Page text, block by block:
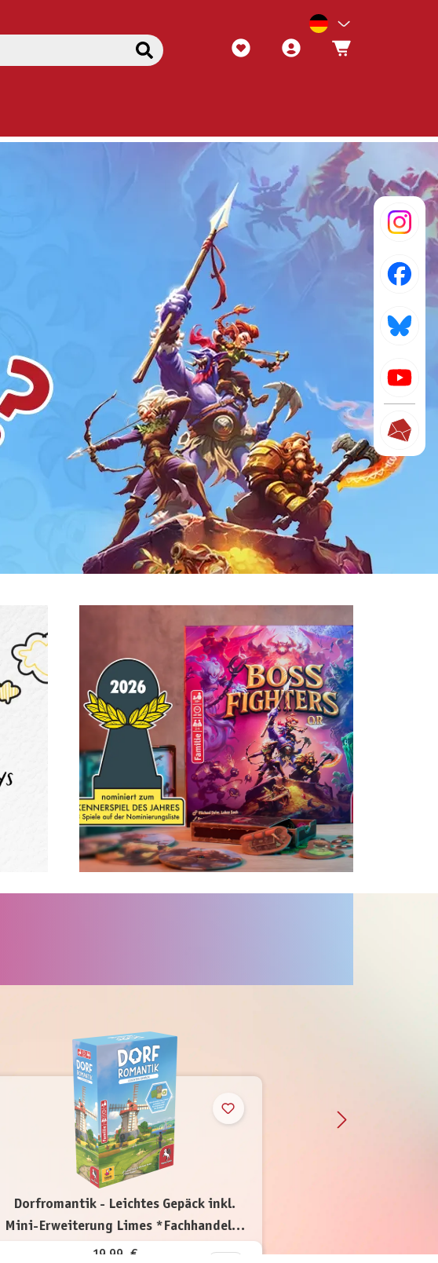
Boss Fighters QR ist nominiert!
Die Freude ist riesig, denn Boss Fighters QR
ist zum Kennerspiel des Jahres 2026
nominiert! Kennt ihr das Hybridspiel schon,
bei dem ihr euch gemeinsam 10
einzigartigen Bossen stellen müsst?
Jetzt entdecken ➡
Dorfromantik - Leichtes Gepäck inkl.
Mini-Erweiterung Limes *Fachhandels-
exklusiv
19,99 €